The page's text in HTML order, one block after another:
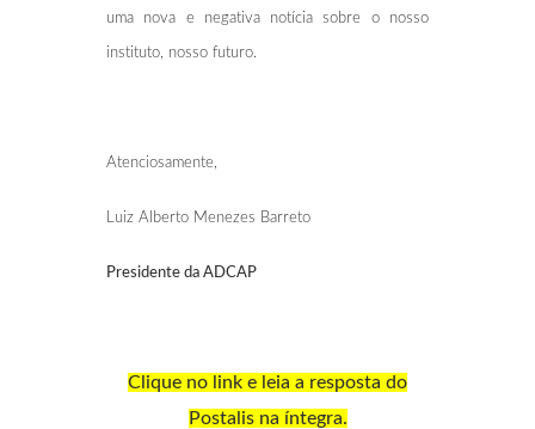
uma nova e negativa notícia sobre o nosso
instituto, nosso futuro.
Atenciosamente,
Luiz Alberto Menezes Barreto
Presidente da ADCAP
Clique no link e leia a resposta do
Postalis na íntegra.